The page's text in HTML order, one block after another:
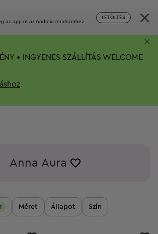
az app-ot az Android rendszerhez
LETÖLTÉS ×
+ INGYENES SZÁLLÍTÁS WELCOME
×
Anna Aura
1 Méret Állapot Szín